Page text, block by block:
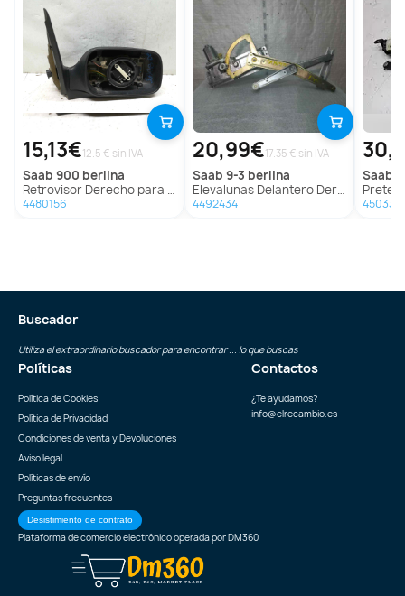
15,13€12.5 € sin IVA
saab 900 berlina
Retrovisor Derecho para Saab 900 Berlina
4480156
20,99€17.35 € sin IVA
saab 9-3 berlina
Elevalunas Delantero Derecho para Saab 9-3 Berlina
4492434
saab
Pretensor
Buscador
Utiliza el extraordinario buscador para encontrar ... lo que buscas
Políticas
Política de Cookies
Política de Privacidad
Condiciones de venta y Devoluciones
Aviso legal
Políticas de envío
Preguntas frecuentes
Desistimiento de contrato
Contactos
¿Te ayudamos?
info@elrecambio.es
Plataforma de comercio electrónico operada porDM360